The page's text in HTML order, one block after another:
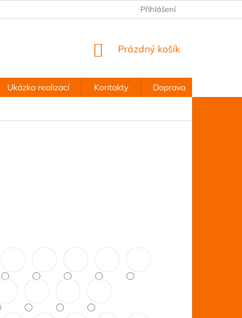
Přihlášení
NÁKUPNÍ
Prázdný košík
Ukázka realizací Kontakty Doprava